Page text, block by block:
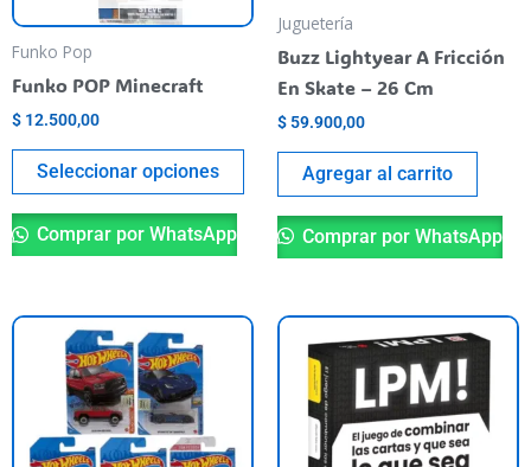
Funko Pop
Funko POP Minecraft
$ 12.500,00
Seleccionar opciones
se
pueden
elegir
página
del
producto
Comprar por WhatsApp
Juguetería
Buzz Lightyear A Fricción
En Skate – 26 Cm
$ 59.900,00
Agregar al carrito
Comprar por WhatsApp